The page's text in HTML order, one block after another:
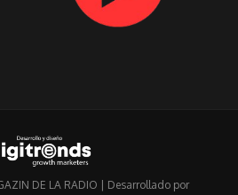
DE LA RADIO | Desarrollado por